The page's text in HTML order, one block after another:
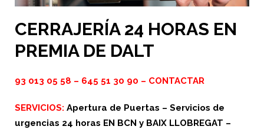
CERRAJERÍA 24 HORAS EN
PREMIA DE DALT
93 013 05 58 – 645 51 30 90 – CONTACTAR
SERVICIOS: Apertura de Puertas – Servicios de
urgencias 24 horas EN BCN y BAIX LLOBREGAT –